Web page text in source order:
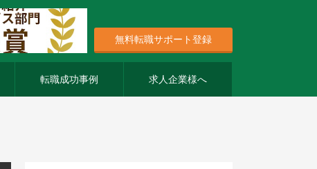
無料転職サポート登録
転職成功事例 求人企業様へ